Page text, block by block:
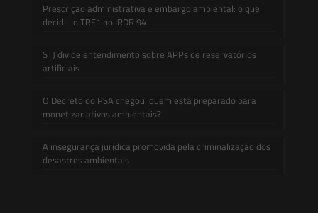
Prescrição administrativa e embargo ambiental: o que
decidiu o TRF1 no IRDR 94
STJ divide entendimento sobre APPs de reservatórios
artificiais
O Decreto do PSA chegou: quem está preparado para
monetizar ativos ambientais?
A insegurança jurídica promovida pela criminalização dos
desastres ambientais